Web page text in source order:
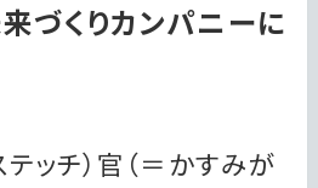
づくりカンパニーに
ッチ）官（＝かすみが